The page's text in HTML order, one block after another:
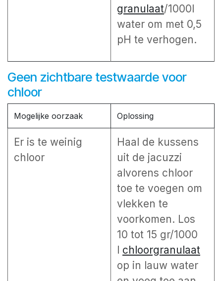
granulaat/1000l
water om met 0,5
pH te verhogen.
Geen zichtbare testwaarde voor
chloor
Mogelijke oorzaak Oplossing
Er is te weinig
chloor
Haal de kussens
uit de jacuzzi
alvorens chloor
toe te voegen om
vlekken te
voorkomen. Los
10 tot 15 gr/1000
l chloorgranulaat
op in lauw water